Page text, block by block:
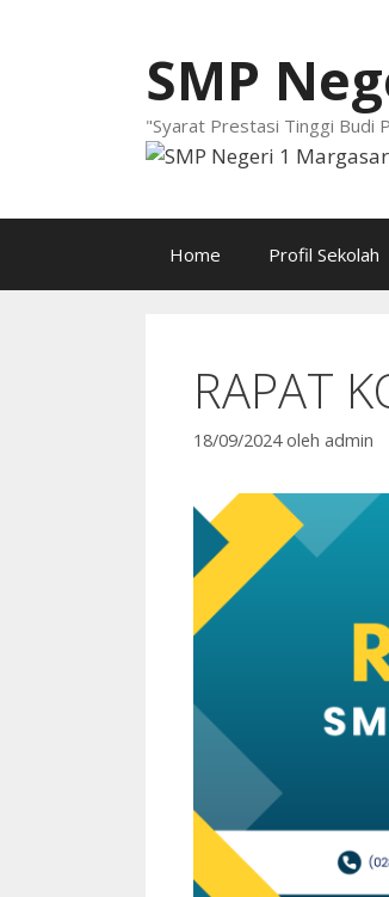
SMP
"Syarat Prestasi Tinggi Budi
Home Profil Sekolah
RAPAT
18/09/2024 oleh admin